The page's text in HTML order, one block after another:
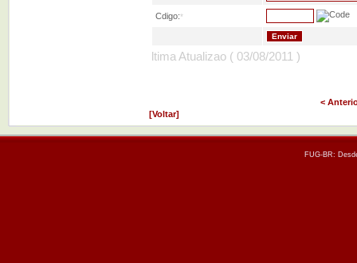
Cdigo:*
ltima Atualizao ( 03/08/2011 )
<
[Voltar]
FUG-BR: